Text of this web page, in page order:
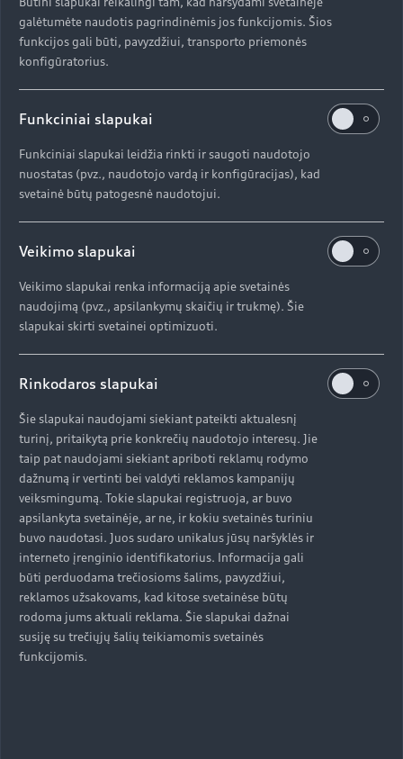
galėtumėte naudotis pagrindinėmis jos funkcijomis. Šios
funkcijos gali būti, pavyzdžiui, transporto priemonės
konfigūratorius.
Funkciniai slapukai
Funkciniai slapukai leidžia rinkti ir saugoti naudotojo
nuostatas (pvz., naudotojo vardą ir konfigūracijas), kad
svetainė būtų patogesnė naudotojui.
Veikimo slapukai
Veikimo slapukai renka informaciją apie svetainės
naudojimą (pvz., apsilankymų skaičių ir trukmę). Šie
slapukai skirti svetainei optimizuoti.
Rinkodaros slapukai
Šie slapukai naudojami siekiant pateikti aktualesnį
turinį, pritaikytą prie konkrečių naudotojo interesų. Jie
taip pat naudojami siekiant apriboti reklamų rodymo
dažnumą ir vertinti bei valdyti reklamos kampanijų
veiksmingumą. Tokie slapukai registruoja, ar buvo
apsilankyta svetainėje, ar ne, ir kokiu svetainės turiniu
buvo naudotasi. Juos sudaro unikalus jūsų naršyklės ir
interneto įrenginio identifikatorius. Informacija gali
būti perduodama trečiosioms šalims, pavyzdžiui,
reklamos užsakovams, kad kitose svetainėse būtų
rodoma jums aktuali reklama. Šie slapukai dažnai
susiję su trečiųjų šalių teikiamomis svetainės
funkcijomis.